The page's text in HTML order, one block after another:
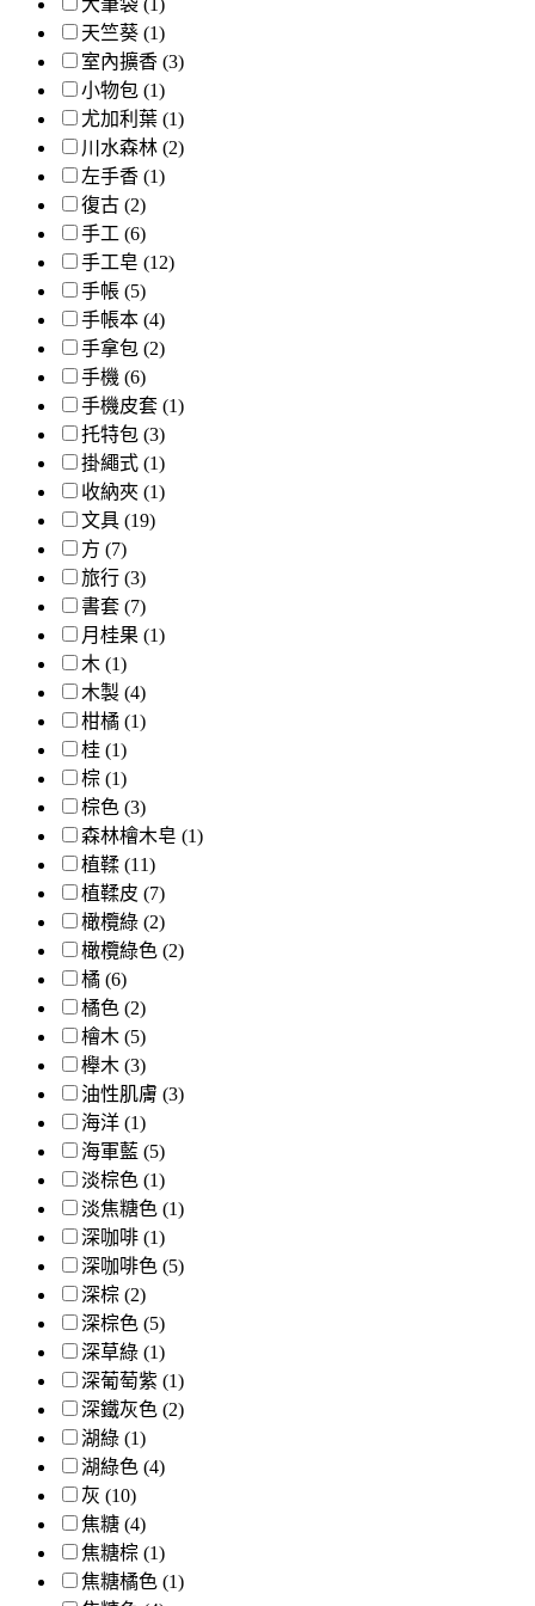
大筆袋 (1)
天竺葵 (1)
室內擴香 (3)
小物包 (1)
尤加利葉 (1)
川水森林 (2)
左手香 (1)
復古 (2)
手工 (6)
手工皂 (12)
手帳 (5)
手帳本 (4)
手拿包 (2)
手機 (6)
手機皮套 (1)
托特包 (3)
掛繩式 (1)
收納夾 (1)
文具 (19)
方 (7)
旅行 (3)
書套 (7)
月桂果 (1)
木 (1)
木製 (4)
柑橘 (1)
桂 (1)
棕 (1)
棕色 (3)
森林檜木皂 (1)
植鞣 (11)
植鞣皮 (7)
橄欖綠 (2)
橄欖綠色 (2)
橘 (6)
橘色 (2)
檜木 (5)
櫸木 (3)
油性肌膚 (3)
海洋 (1)
海軍藍 (5)
淡棕色 (1)
淡焦糖色 (1)
深咖啡 (1)
深咖啡色 (5)
深棕 (2)
深棕色 (5)
深草綠 (1)
深葡萄紫 (1)
深鐵灰色 (2)
湖綠 (1)
湖綠色 (4)
灰 (10)
焦糖 (4)
焦糖棕 (1)
焦糖橘色 (1)